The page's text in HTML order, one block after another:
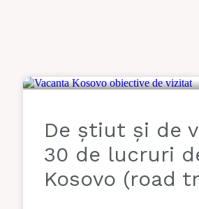
De știut și de
30 de lucruri
Kosovo (road